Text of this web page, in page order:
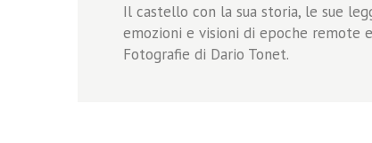
Il castello con la sua storia, le sue
emozioni e visioni di epoche remote
Fotografie di Dario Tonet.